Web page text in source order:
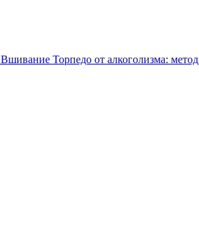
Вшивание Торпедо от алкоголизма: